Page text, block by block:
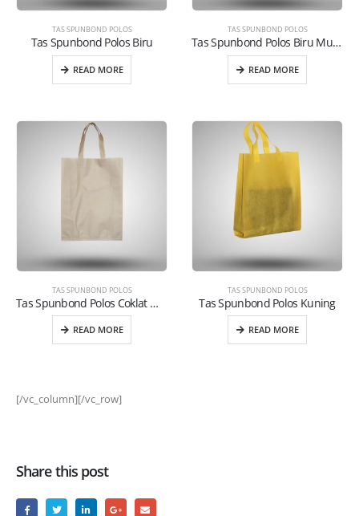
TAS SPUNBOND POLOS
Tas Spunbond Polos Biru
READ MORE
TAS SPUNBOND POLOS
Tas Spunbond Polos Biru Muda
READ MORE
TAS SPUNBOND POLOS
Tas Spunbond Polos Coklat Muda
READ MORE
TAS SPUNBOND POLOS
Tas Spunbond Polos Kuning
READ MORE
[/vc_column][/vc_row]
Share this post